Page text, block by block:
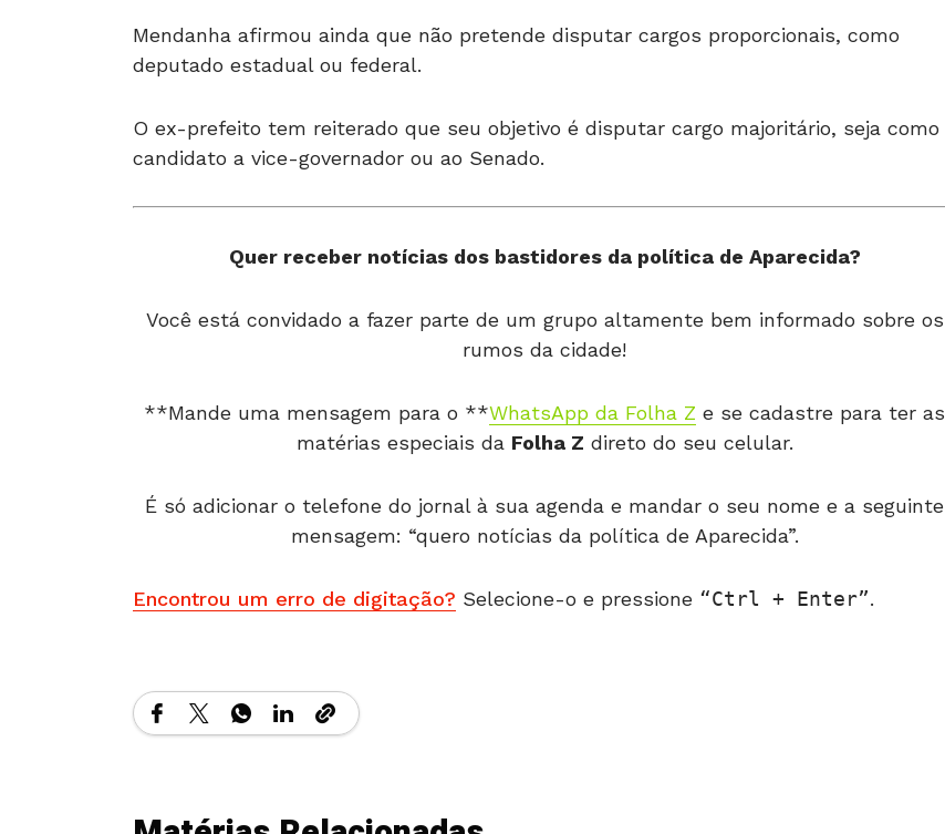
Mendanha afirmou ainda que não pretende disputar cargos proporcionais, como
deputado estadual ou federal.
O ex-prefeito tem reiterado que seu objetivo é disputar cargo majoritário, seja como
candidato a vice-governador ou ao Senado.
Quer receber notícias dos bastidores da política de Aparecida?
Você está convidado a fazer parte de um grupo altamente bem informado sobre os
rumos da cidade!
**Mande uma mensagem para o **WhatsApp da Folha Z e se cadastre para ter as
matérias especiais da Folha Z direto do seu celular.
É só adicionar o telefone do jornal à sua agenda e mandar o seu nome e a seguinte
mensagem: “quero notícias da política de Aparecida”.
Encontrou um erro de digitação? Selecione-o e pressione Ctrl + Enter .